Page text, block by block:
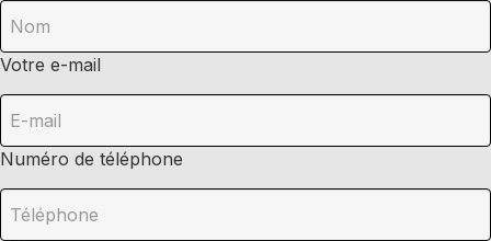
Votre e-mail
Numéro de téléphone